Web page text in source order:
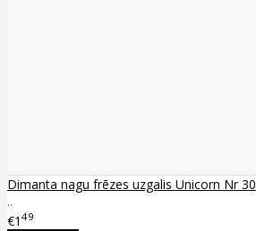
Dimanta nagu frēzes uzgalis Unicorn Nr 30
..
€1 49